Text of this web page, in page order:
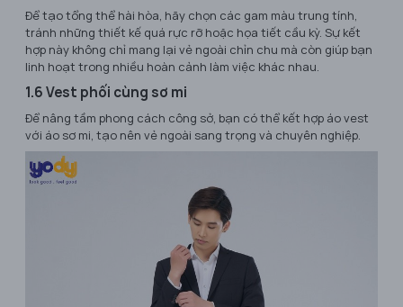
Để tạo tổng thể hài hòa, hãy chọn các gam màu trung tính,
tránh những thiết kế quá rực rỡ hoặc họa tiết cầu kỳ. Sự kết
hợp này không chỉ mang lại vẻ ngoài chỉn chu mà còn giúp bạn
linh hoạt trong nhiều hoàn cảnh làm việc khác nhau.
1.6 Vest phối cùng sơ mi
Để nâng tầm phong cách công sở, bạn có thể kết hợp áo vest
với áo sơ mi, tạo nên vẻ ngoài sang trọng và chuyên nghiệp.